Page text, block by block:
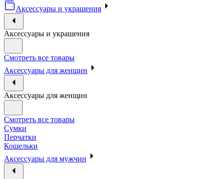
Аксессуары и украшения
Аксессуары и украшения
Смотреть все товары
Аксессуары для женщин
Аксессуары для женщин
Смотреть все товары
Сумки
Перчатки
Кошельки
Аксессуары для мужчин